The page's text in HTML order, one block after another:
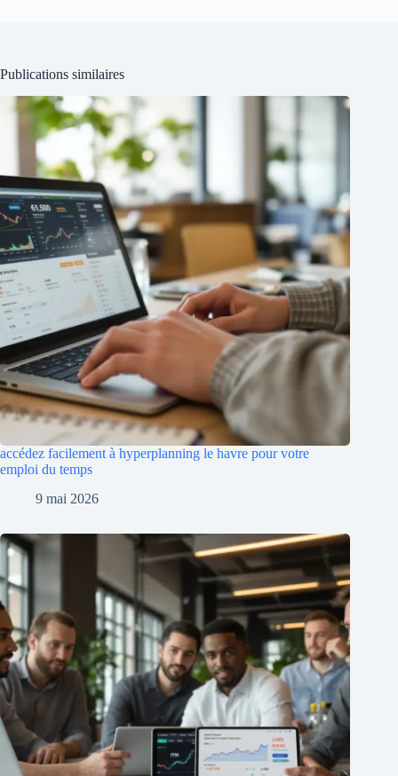
Publications similaires
accédez facilement à hyperplanning le havre pour votre
emploi du temps
9 mai 2026